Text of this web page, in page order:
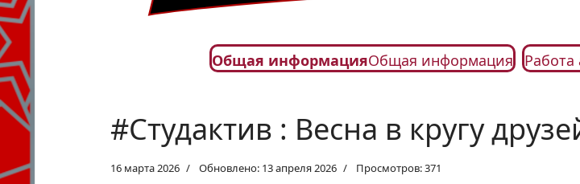
Общая информацияОбщая информация Работа
#Студактив : Весна в кругу
16 марта 2026 Обновлено: 13 апреля 2026 Просмотров: 371